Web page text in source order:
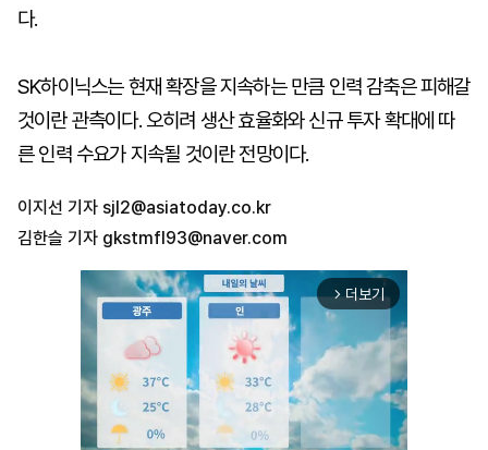
다.
SK하이닉스는 현재 확장을 지속하는 만큼 인력 감축은 피해갈
것이란 관측이다. 오히려 생산 효율화와 신규 투자 확대에 따
른 인력 수요가 지속될 것이란 전망이다.
이지선 기자 sjl2@asiatoday.co.kr
김한슬 기자 gkstmfl93@naver.com
arrow_forward_ios 더보기